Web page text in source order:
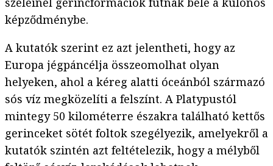
képződménybe.
A kutatók szerint ez azt jelentheti, hogy az
Europa jégpáncélja összeomolhat olyan
helyeken, ahol a kéreg alatti óceánból származó
sós víz megközelíti a felszínt. A Platypustól
mintegy 50 kilométerre északra található kettős
gerinceket sötét foltok szegélyezik, amelyekről a
kutatók szintén azt feltételezik, hogy a mélyből